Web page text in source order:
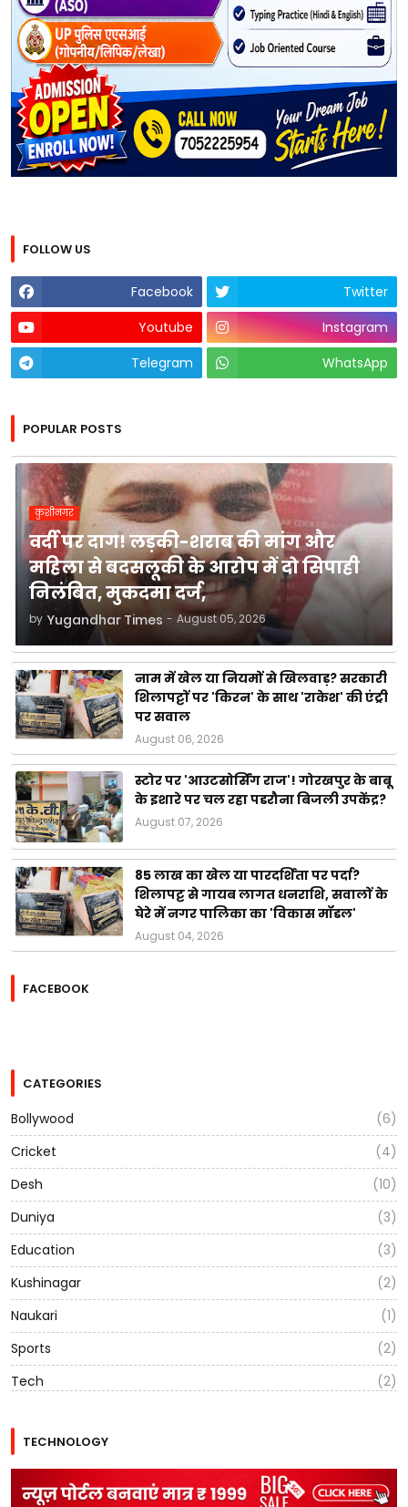
FOLLOW US
Facebook
Twitter
Youtube
Instagram
Telegram
WhatsApp
POPULAR POSTS
कुशीनगर
वर्दी पर दाग! लड़की-शराब की मांग और
महिला से बदसलूकी के आरोप में दो सिपाही
निलंबित, मुकदमा दर्ज,
by Yugandhar Times - August 05, 2026
नाम में खेल या नियमों से खिलवाड़? सरकारी
शिलापट्टों पर 'किरन' के साथ 'राकेश' की एंट्री
पर सवाल
August 06, 2026
स्टोर पर 'आउटसोर्सिंग राज'! गोरखपुर के बाबू
के इशारे पर चल रहा पडरौना बिजली उपकेंद्र?
August 07, 2026
85 लाख का खेल या पारदर्शिता पर पर्दा?
शिलापट्ट से गायब लागत धनराशि, सवालों के
घेरे में नगर पालिका का 'विकास मॉडल'
August 04, 2026
FACEBOOK
CATEGORIES
Bollywood
(6)
Cricket
(4)
Desh
(10)
Duniya
(3)
Education
(3)
Kushinagar
(2)
Naukari
(1)
Sports
(2)
Tech
(2)
TECHNOLOGY